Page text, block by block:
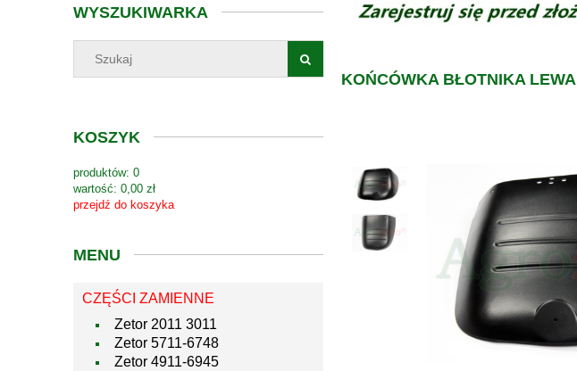
WYSZUKIWARKA
KOSZYK
produktów: 0
wartość: 0,00 zł
przejdź do koszyka
MENU
CZĘŚCI ZAMIENNE
Zetor 2011 3011
Zetor 5711-6748
Zetor 4911-6945
KOŃCÓWKA BŁOTNIKA LEWA